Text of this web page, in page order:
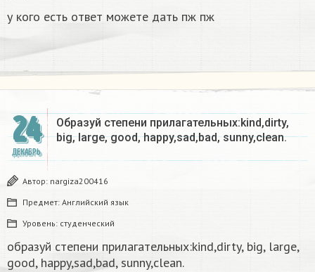
у кого есть ответ можете дать пж пж
24
ДЕКАБРЬ
Образуй степени прилагательных:kind,dirty,
big, large, good, happy,sad,bad, sunny,clean.​
Автор: nargiza200416
Предмет: Английский язык
Уровень: студенческий
образуй степени прилагательных:kind,dirty, big, large,
good, happy,sad,bad, sunny,clean.​